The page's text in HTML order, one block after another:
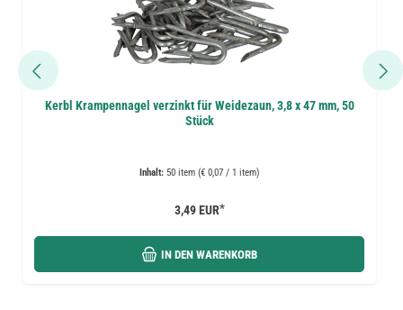
Kerbl Krampennagel verzinkt für Weidezaun, 3,8 x 47 mm, 50
Stück
Inhalt: 50 item (€ 0,07 / 1 item)
3,49 EUR*
IN DEN WARENKORB